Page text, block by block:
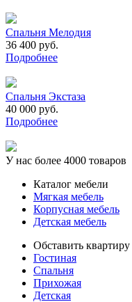
Спальня Мелодия
36 400 руб.
Подробнее
Спальня Экстаза
40 000 руб.
Подробнее
У нас более 4000 товаров
Каталог мебели
Мягкая мебель
Корпусная мебель
Детская мебель
Обставить квартиру
Гостиная
Спальня
Прихожая
Детская